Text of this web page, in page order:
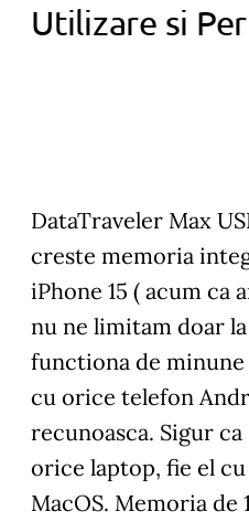
Utilizare si
DataTraveler Max
creste memoria
iPhone 15 ( acum ca
nu ne limitam doar
functiona de minune
cu orice telefon
recunoasca. Sigur ca
orice laptop, fie el
MacOS. Memoria de